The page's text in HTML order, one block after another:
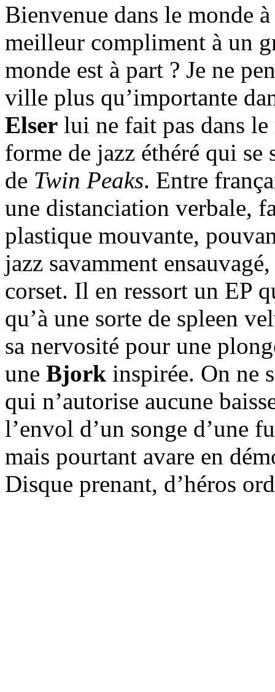
Bienvenue dans le monde à
meilleur compliment à un
monde est à part ? Je ne
ville plus qu’importante
Elser lui ne fait pas dans
forme de jazz éthéré qui
de Twin Peaks. Entre
une distanciation verbale,
plastique mouvante,
jazz savamment
corset. Il en ressort un EP
qu’à une sorte de spleen
sa nervosité pour une
une Bjork inspirée. On ne
qui n’autorise aucune
l’envol d’un songe d’une
mais pourtant avare en
Disque prenant, d’héros